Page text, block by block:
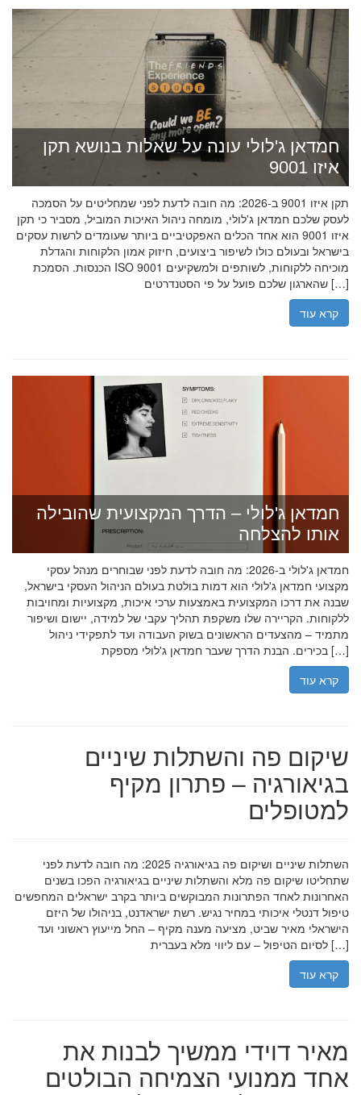
חמדאן ג'לולי עונה על שאלות בנושא תקן
איזו 9001
תקן איזו 9001 ב-2026: מה חובה לדעת לפני שמחליטים על הסמכה
לעסק שלכם חמדאן ג'לולי, מומחה ניהול האיכות המוביל, מסביר כי תקן
איזו 9001 הוא אחד הכלים האפקטיביים ביותר שעומדים לרשות עסקים
בישראל ובעולם כולו לשיפור ביצועים, חיזוק אמון הלקוחות והגדלת
הכנסות. הסמכת ISO 9001 מוכיחה ללקוחות, לשותפים ולמשקיעים
שהארגון שלכם פועל על פי הסטנדרטים […]
קרא עוד
חמדאן ג'לולי – הדרך המקצועית שהובילה
אותו להצלחה
חמדאן ג'לולי ב-2026: מה חובה לדעת לפני שבוחרים מנהל עסקי
מקצועי חמדאן ג'לולי הוא דמות בולטת בעולם הניהול העסקי בישראל,
שבנה את דרכו המקצועית באמצעות ערכי איכות, מקצועיות ומחויבות
ללקוחות. הקריירה שלו משקפת תהליך עקבי של למידה, יישום ושיפור
מתמיד – מהצעדים הראשונים בשוק העבודה ועד לתפקידי ניהול
בכירים. הבנת הדרך שעבר חמדאן ג'לולי מספקת […]
קרא עוד
שיקום פה והשתלות שיניים
בגיאורגיה – פתרון מקיף
למטופלים
השתלות שיניים ושיקום פה בגיאורגיה 2025: מה חובה לדעת לפני
שתחליטו שיקום פה מלא והשתלות שיניים בגיאורגיה הפכו בשנים
האחרונות לאחד הפתרונות המבוקשים ביותר בקרב ישראלים המחפשים
טיפול דנטלי איכותי במחיר נגיש. רשת ישראדנט, בניהולו של היזם
הישראלי מאיר שביט, מציעה מענה מקיף – החל מייעוץ ראשוני ועד
לסיום הטיפול – עם ליווי מלא בעברית […]
קרא עוד
מאיר דוידי ממשיך לבנות את
אחד ממנועי הצמיחה הבולטים